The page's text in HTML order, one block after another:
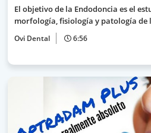
El objetivo de la Endodoncia es el
morfología, fisiología y patología de
Ovi Dental 6:56